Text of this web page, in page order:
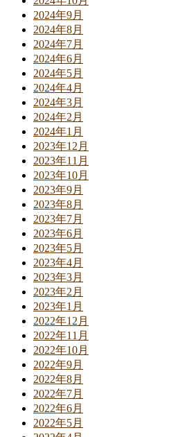
2024年9月
2024年8月
2024年7月
2024年6月
2024年5月
2024年4月
2024年3月
2024年2月
2024年1月
2023年12月
2023年11月
2023年10月
2023年9月
2023年8月
2023年7月
2023年6月
2023年5月
2023年4月
2023年3月
2023年2月
2023年1月
2022年12月
2022年11月
2022年10月
2022年9月
2022年8月
2022年7月
2022年6月
2022年5月